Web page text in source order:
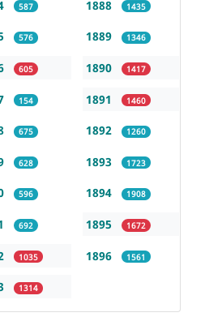
587
576
605
154
675
628
596
692
1035
1314
1888 1435
1889 1346
1890 1417
1891 1460
1892 1260
1893 1723
1894 1908
1895 1672
1896 1561